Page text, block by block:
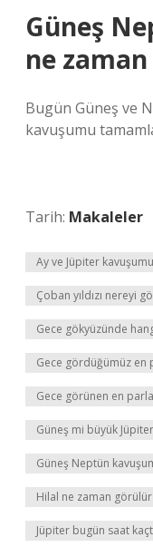
Güneş
ne zaman
Bugün Güneş ve
kavuşumu
Tarih: Makaleler
Ay ve Jüpiter
Çoban yıldızı nereyi
Gece gökyüzünde
Gece gördüğümüz en
Gece görünen en
Güneş mi büyük
Güneş Neptün
Hilal ne zaman
Jüpiter bugün saat